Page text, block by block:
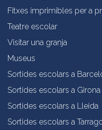
Fitxes imprimibles per a
Teatre escolar
Visitar una granja
Museus
Sortides escolars a
Sortides escolars a Girona
Sortides escolars a Lleida
Sortides escolars a